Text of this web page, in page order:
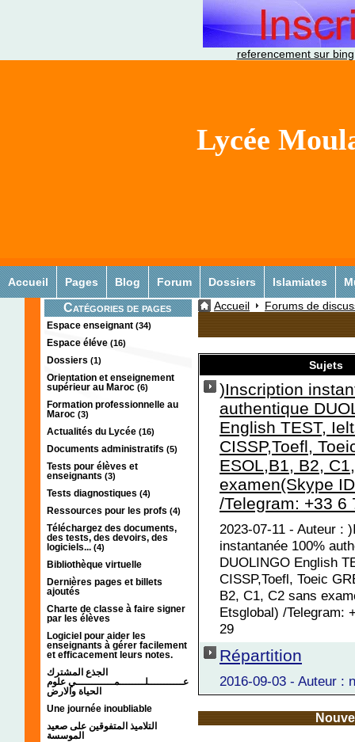
referencement sur bing
Lycée
Accueil Pages Blog Forum Dossiers Islamiates
Catégories de pages
Espace enseignant (34)
Espace éléve (16)
Dossiers (1)
Orientation et enseignement
supérieur au Maroc (6)
Formation professionnelle au
Maroc (3)
Actualités du Lycée (16)
Documents administratifs (5)
Tests pour élèves et
enseignants (3)
Tests diagnostiques (4)
Ressources pour les profs (4)
Téléchargez des documents,
des tests, des devoirs, des
logiciels... (4)
Bibliothèque virtuelle
Dernières pages et billets
ajoutés
Charte de classe à faire signer
par les élèves
Logiciel pour aider les
enseignants à gérer facilement
et efficacement leurs notes.
الجذع المشترك
عـــــــــــلــــــــمــــــــــــي علوم
الحياة والارض
Une journée inoubliable
التلاميذ المتفوقين على صعيد
الموسسة
Accueil Forums de
Sujets
)Inscription
authentique
English TEST,
CISSP,Toefl,
ESOL,B1, B2,
examen(Skype
/Telegram: +33 6
2023-07-11 - Auteur :
instantanée 100%
DUOLINGO English
CISSP,Toefl, Toeic
B2, C1, C2 sans
Etsglobal) /Telegram:
29
Répartition
2016-09-03 - Auteur :